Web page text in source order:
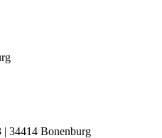
| 34414 Bonenburg